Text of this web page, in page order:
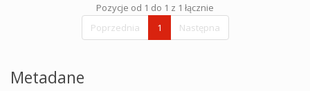
Pozycje od 1 do 1 z 1 łącznie
Poprzednia
1 Następna
Metadane